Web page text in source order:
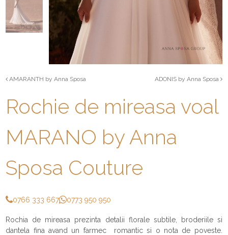
AMARANTH by Anna Sposa ADONIS by Anna Sposa
Rochie de mireasa voal
MARANO by Anna
Sposa Couture
0766 333 667 0773 950 950
Rochia de mireasa prezinta detalii florale subtile, broderiile si
dantela fina avand un farmec romantic si o nota de poveste.